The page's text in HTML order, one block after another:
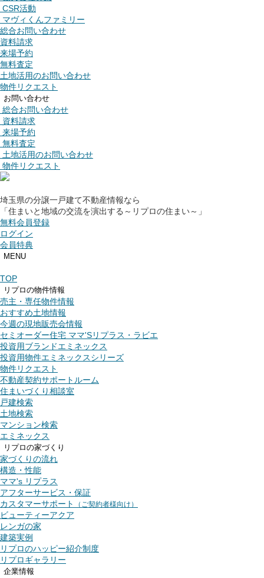
CSR活動
マヴィくんファミリー
総合お問い合わせ
資料請求
来場予約
無料査定
土地活用のお問い合わせ
物件リクエスト
お問い合わせ
総合お問い合わせ
資料請求
来場予約
無料査定
土地活用のお問い合わせ
物件リクエスト
埼玉県の分譲一戸建て不動産情報なら
「住まいと地域の交流を演出する～リプロの住まい～」
無料会員登録
ログイン
会員特典
MENU
TOP
リプロの物件情報
売主・専任物件情報
おすすめ土地情報
今週の現地販売会情報
セミオーダー住宅 ママ'Sリプラス・ラビエ
投資用ブランドエミネックス
投資用物件エミネックスシリーズ
物件リクエスト
不動産契約サポートルーム
住まいづくり相談室
戸建検索
土地検索
マンション検索
エミネックス
リプロの家づくり
家づくりの流れ
構造・性能
ママ's リプラス
アフターサービス・保証
カスタマーサポート
（ご契約者様向け）
ビューティーアクア
レンガの家
建築実例
リプロのハッピー紹介制度
リプロギャラリー
企業情報